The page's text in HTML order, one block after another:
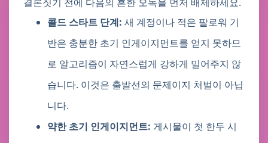
콜드 스타트 단계: 새 계정이나 적은 팔로워 기
반은 충분한 초기 인게이지먼트를 얻지 못하므
로 알고리즘이 자연스럽게 강하게 밀어주지 않
습니다. 이것은 출발선의 문제이지 처벌이 아닙
니다.
약한 초기 인게이지먼트: 게시물이 첫 한두 시